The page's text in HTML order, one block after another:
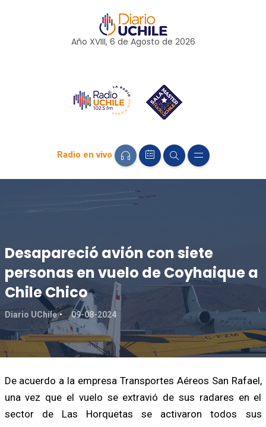
Año XVIII, 6 de Agosto de 2026
Radio en vivo
Desapareció avión con siete
personas en vuelo de Coyhaique a
Chile Chico
Diario UChile 09-08-2024
De acuerdo a la empresa Transportes Aéreos San Rafael,
una vez que el vuelo se extravió de sus radares en el
sector de Las Horquetas se activaron todos sus